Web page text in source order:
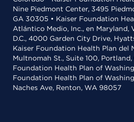
Nine Piedmont Center, 3495
GA 30305 • Kaiser Foundation
Atlántico Medio, Inc., en Maryland,
D.C., 4000 Garden City Drive,
Kaiser Foundation Health Plan del
Multnomah St., Suite 100, Portland,
Foundation Health Plan of
Foundation Health Plan of
Naches Ave, Renton, WA 98057